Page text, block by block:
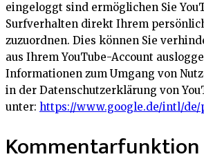
eingeloggt sind ermöglichen Sie
Surfverhalten direkt Ihrem
zuzuordnen. Dies können Sie
aus Ihrem YouTube-Account
Informationen zum Umgang von
in der Datenschutzerklärung von
unter: https://www.google.de/intl/